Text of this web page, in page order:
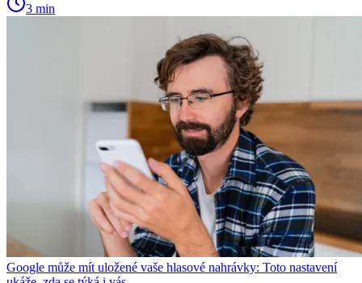
3 min
Google může mít uložené vaše hlasové nahrávky: Toto nastavení